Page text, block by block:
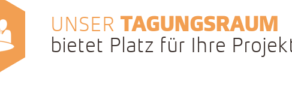
UNSER TAGUNGSRAUM
bietet Platz für Ihre